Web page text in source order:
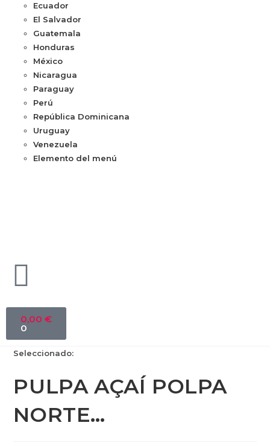
Ecuador
El Salvador
Guatemala
Honduras
México
Nicaragua
Paraguay
Perú
República Dominicana
Uruguay
Venezuela
Elemento del menú
0,00 €
0
Seleccionado:
PULPA AÇAÍ POLPA
NORTE…